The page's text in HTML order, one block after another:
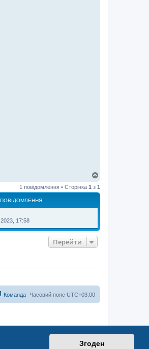
Згоден
г
о
1 повідомлення • Сторінка 1 з 1
17:58
Перейти
Часовий пояс UTC+03:00
Команда